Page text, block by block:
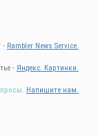
- Rambler News Service.
- Яндекс. Картинки.
Напишите нам.